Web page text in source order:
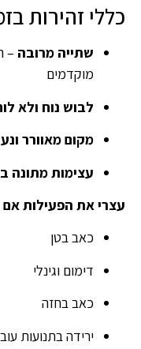
כללי זהירות
שתייה מרובה –
מוקדמים
לבוש נוח ולא
מקום מאוורר
עצימות מתונה
עצרי את הפעילות
כאב בטן
דימום וגינלי
כאב בחזה
ירידה בתנועות